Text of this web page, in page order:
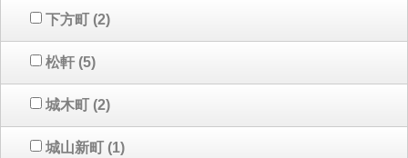
下方町 (2)
松軒 (5)
城木町 (2)
城山新町 (1)